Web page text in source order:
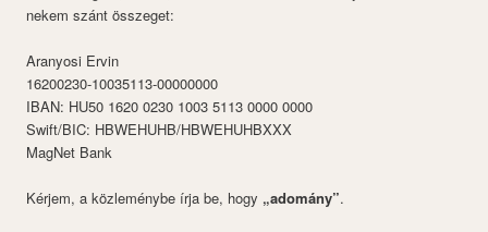
nekem szánt összeget:
Aranyosi Ervin
16200230-10035113-00000000
IBAN: HU50 1620 0230 1003 5113 0000 0000
Swift/BIC: HBWEHUHB/HBWEHUHBXXX
MagNet Bank
Kérjem, a közleménybe írja be, hogy „adomány”.